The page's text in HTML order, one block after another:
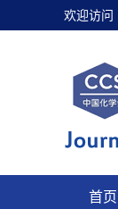
欢迎访问
首页